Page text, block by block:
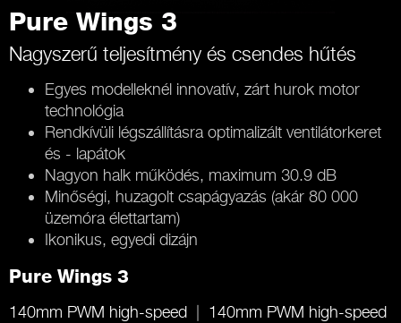
Pure Wings 3
Nagyszerű teljesítmény és csendes hűtés
Egyes modelleknél innovatív, zárt hurok motor
technológia
Rendkívüli légszállításra optimalizált ventilátorkeret
és - lapátok
Nagyon halk működés, maximum 30.9 dB
Minőségi, huzagolt csapágyazás (akár 80 000
üzemóra élettartam)
Ikonikus, egyedi dizájn
Pure Wings 3
140mm PWM high-speed
140mm PWM high-speed